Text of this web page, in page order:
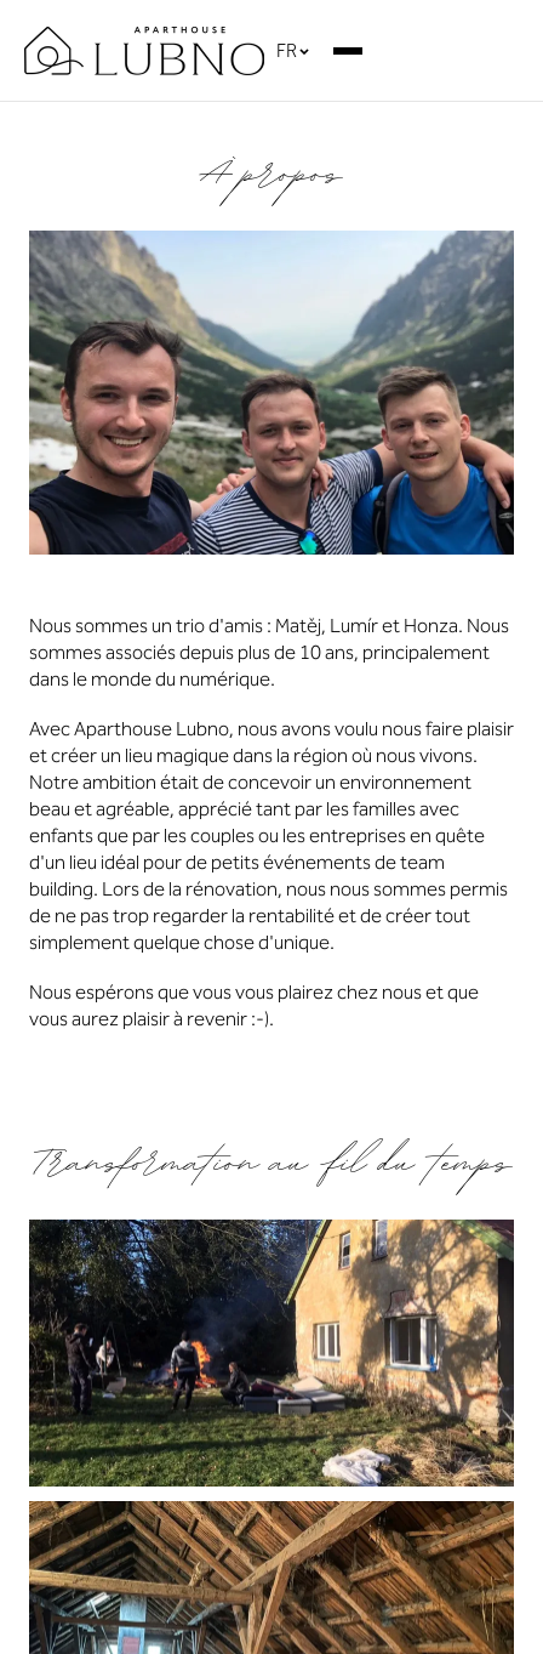
FR
À propos
Nous sommes un trio d'amis : Matěj, Lumír et Honza. Nous
sommes associés depuis plus de 10 ans, principalement
dans le monde du numérique.
Avec Aparthouse Lubno, nous avons voulu nous faire plaisir
et créer un lieu magique dans la région où nous vivons.
Notre ambition était de concevoir un environnement
beau et agréable, apprécié tant par les familles avec
enfants que par les couples ou les entreprises en quête
d'un lieu idéal pour de petits événements de team
building. Lors de la rénovation, nous nous sommes permis
de ne pas trop regarder la rentabilité et de créer tout
simplement quelque chose d'unique.
Nous espérons que vous vous plairez chez nous et que
vous aurez plaisir à revenir :-).
Transformation au fil du temps